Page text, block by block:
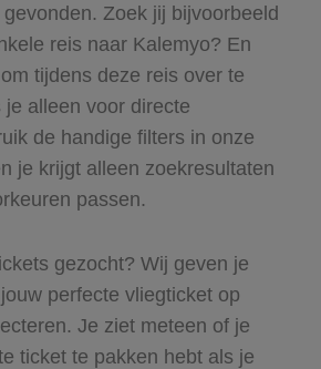
Zoek jij bijvoorbeeld
reis naar Kalemyo? En
tijdens deze reis over te
je alleen voor directe
de handige filters in onze
je krijgt alleen zoekresultaten
passen.
gezocht? Wij geven je
perfecte vliegticket op
Je ziet meteen of je
ticket te pakken hebt als je